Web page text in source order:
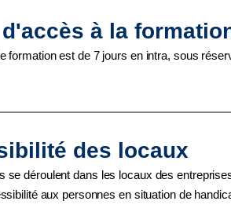
à la
formation est de 7 jours en intra, sous
des locaux
se déroulent dans les locaux des
aux personnes en situation de